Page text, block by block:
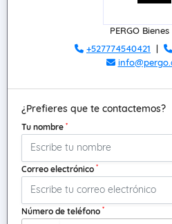
PERGO
+527774540421 |
¿Prefieres que te contactemos?
Tu nombre *
Correo electrónico *
Número de teléfono *